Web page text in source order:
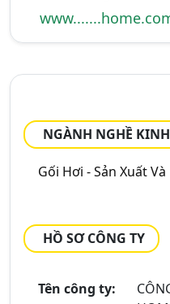
NGÀNH NGHỀ
Gối Hơi - Sản Xuất
HỒ SƠ CÔNG TY
Tên công ty: